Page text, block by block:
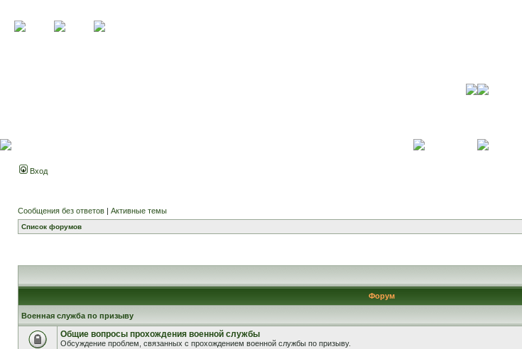
Вход
Сообщения без ответов | Активные темы
Список форумов
Форум
Военная служба по призыву
Общие вопросы прохождения военной службы
Обсуждение проблем, связанных с прохождением военной службы по призыву.